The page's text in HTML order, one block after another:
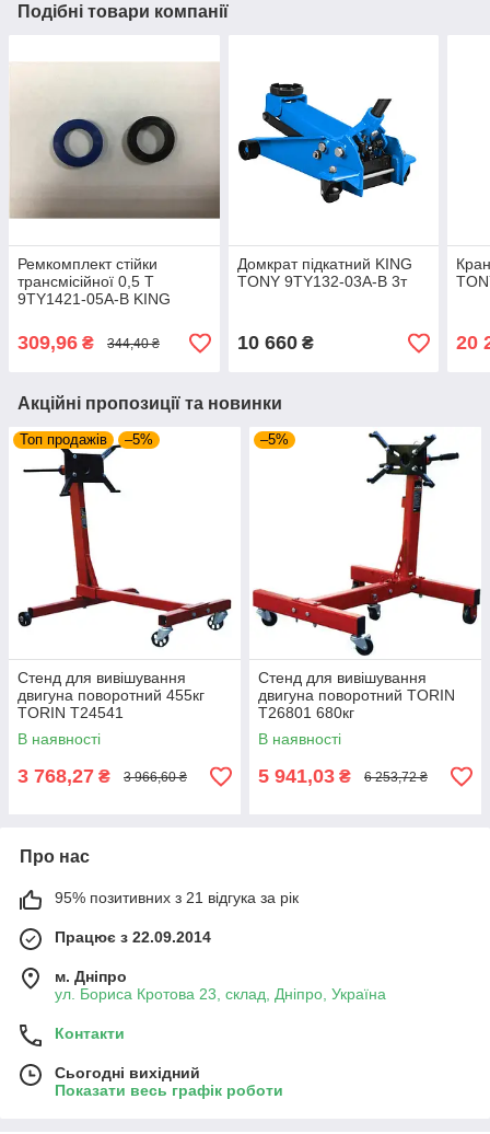
Подібні товари компанії
Ремкомплект стійки
трансмісійної 0,5 T
9TY1421-05A-B KING
309,96 ₴ 344,40 ₴
Домкрат підкатний KING
TONY 9TY132-03A-B 3т
10 660₴ 20
Акційні пропозиції та новинки
Топ продажів –5%
Стенд для вивішування
двигуна поворотний 455кг
TORIN T24541
В наявності
3 768,27 ₴ 3 966,60 ₴
–5%
Стенд для вивішування
двигуна поворотний TORIN
T26801 680кг
В наявності
5 941,03 ₴ 6 253,72 ₴
Про нас
95% позитивних з 21 відгука за рік
Працює з 22.09.2014
м. Дніпро
ул. Бориса Кротова 23, склад, Дніпро, Україна
Контакти
Сьогодні вихідний
Показати весь графік роботи